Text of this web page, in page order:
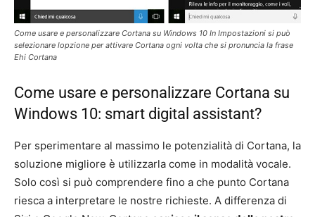
Come usare e personalizzare Cortana su Windows 10 In Impostazioni si può
selezionare lopzione per attivare Cortana ogni volta che si pronuncia la frase
Ehi Cortana
Come usare e personalizzare Cortana su
Windows 10: smart digital assistant?
Per sperimentare al massimo le potenzialità di Cortana, la
soluzione migliore è utilizzarla come in modalità vocale.
Solo così si può comprendere fino a che punto Cortana
riesca a interpretare le nostre richieste. A differenza di